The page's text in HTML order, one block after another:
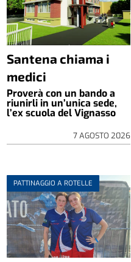
Santena chiama i
medici
Proverà con un bando a
riunirli in un’unica sede,
l’ex scuola del Vignasso
7 AGOSTO 2026
PATTINAGGIO A ROTELLE